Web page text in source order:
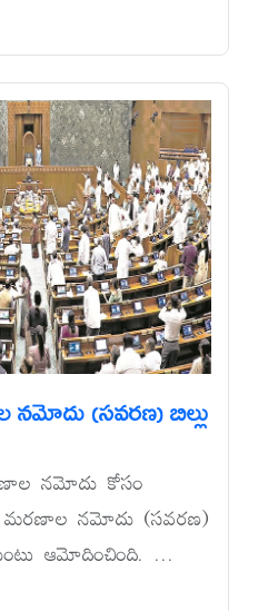
(సవరణ) బిల్లు
నమోదు కోసం
మరణాల నమోదు (సవరణ)
ఆమోదించింది. ...